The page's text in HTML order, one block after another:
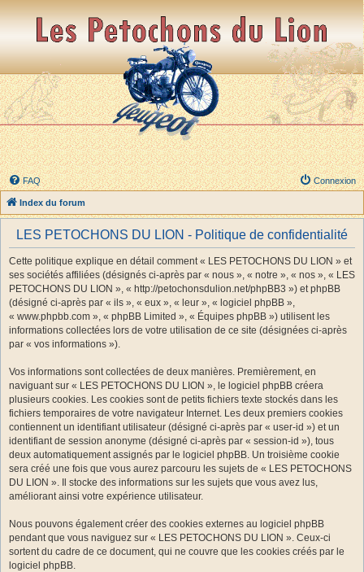
FAQ Connexion
Index du forum
LES PETOCHONS DU LION - Politique de confidentialité
Cette politique explique en détail comment « LES PETOCHONS DU LION » et
ses sociétés affiliées (désignés ci-après par « nous », « notre », « nos », « LES
PETOCHONS DU LION », « http://petochonsdulion.net/phpBB3 ») et phpBB
(désigné ci-après par « ils », « eux », « leur », « logiciel phpBB »,
« www.phpbb.com », « phpBB Limited », « Équipes phpBB ») utilisent les
informations collectées lors de votre utilisation de ce site (désignées ci-après
par « vos informations »).
Vos informations sont collectées de deux manières. Premièrement, en
naviguant sur « LES PETOCHONS DU LION », le logiciel phpBB créera
plusieurs cookies. Les cookies sont de petits fichiers texte stockés dans les
fichiers temporaires de votre navigateur Internet. Les deux premiers cookies
contiennent un identifiant utilisateur (désigné ci-après par « user-id ») et un
identifiant de session anonyme (désigné ci-après par « session-id »), tous
deux automatiquement assignés par le logiciel phpBB. Un troisième cookie
sera créé une fois que vous aurez parcouru les sujets de « LES PETOCHONS
DU LION ». Il stocke des informations sur les sujets que vous avez lus,
améliorant ainsi votre expérience utilisateur.
Nous pouvons également créer des cookies externes au logiciel phpBB
pendant que vous naviguez sur « LES PETOCHONS DU LION ». Ceux-ci
sortent du cadre de ce document, qui ne couvre que les cookies créés par le
logiciel phpBB.